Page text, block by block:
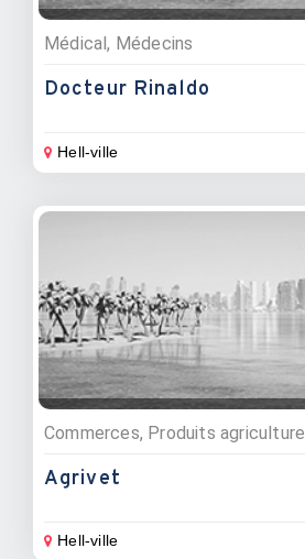
Médical, Médecins
Docteur Rinaldo
Hell-ville
Commerces, Produits agriculture
Agrivet
Hell-ville